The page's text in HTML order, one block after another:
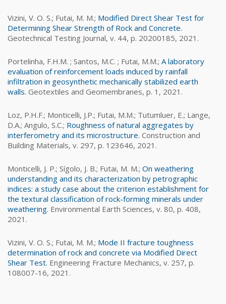
Vizini, V. O. S.; Futai, M. M.; Modified Direct Shear Test for
Determining Shear Strength of Rock and Concrete.
Geotechnical Testing Journal, v. 44, p. 20200185, 2021.
Portelinha, F.H.M. ; Santos, M.C. ; Futai, M.M.; A laboratory
evaluation of reinforcement loads induced by rainfall
infiltration in geosynthetic mechanically stabilized earth
walls. Geotextiles and Geomembranes, p. 1, 2021.
Loz, P.H.F.; Monticelli, J.P.; Futai, M.M.; Tutumluer, E.; Lange,
D.A.; Angulo, S.C.; Roughness of natural aggregates by
interferometry and its microstructure. Construction and
Building Materials, v. 297, p. 123646, 2021.
Monticelli, J. P.; Sígolo, J. B.; Futai, M. M.; On weathering
understanding and its characterization by petrographic
indices: a study case about the criterion establishment for
the textural classification of rock-forming minerals under
weathering. Environmental Earth Sciences, v. 80, p. 408,
2021.
Vizini, V. O. S.; Futai, M. M.; Mode II fracture toughness
determination of rock and concrete via Modified Direct
Shear Test. Engineering Fracture Mechanics, v. 257, p.
108007-16, 2021.